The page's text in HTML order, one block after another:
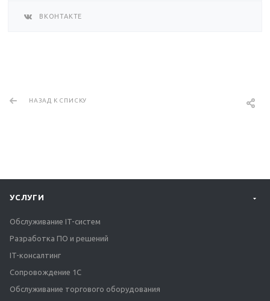
ВКОНТАКТЕ
НАЗАД К СПИСКУ
УСЛУГИ
Обслуживание IT-систем
Разработка ПО и решений
IT-консалтинг
Сопровождение 1С
Обслуживание торгового оборудования